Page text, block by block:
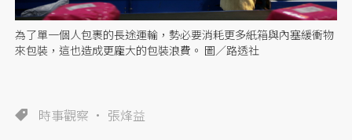
為了單一個人包裹的長途運輸，勢必要消耗更多紙箱與內塞緩衝物
來包裝，這也造成更龐大的包裝浪費。 圖／路透社
時事觀察 張烽益